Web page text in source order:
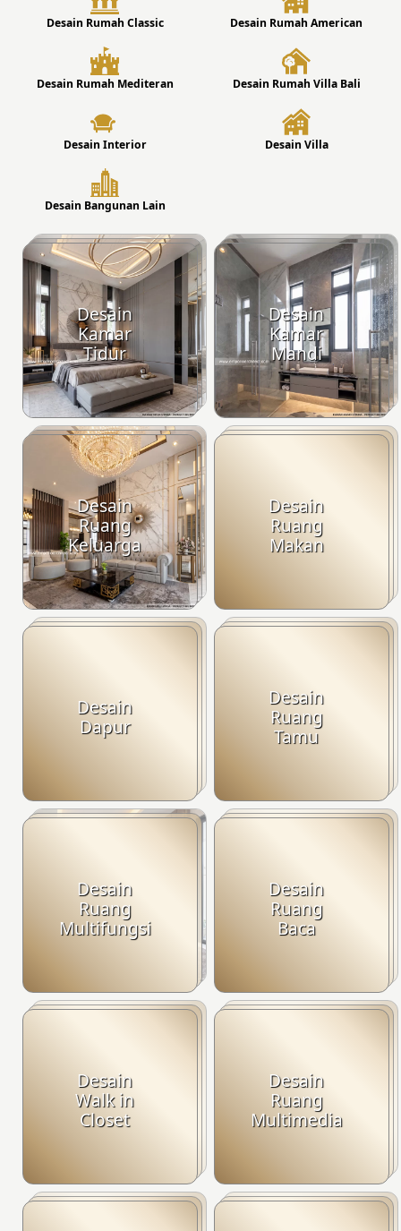
Desain Rumah Classic Desain Rumah American
Desain Rumah Mediteran Desain Rumah Villa Bali
Desain Interior Desain Villa
Desain Bangunan Lain
Desain
Kamar
Tidur
Desain
Kamar
Mandi
Desain
Ruang
Keluarga
Desain
Ruang
Makan
Desain
Dapur
Desain
Ruang
Tamu
Desain
Ruang
Multifungsi
Desain
Ruang
Baca
Desain
Walk in
Closet
Desain
Ruang
Multimedia